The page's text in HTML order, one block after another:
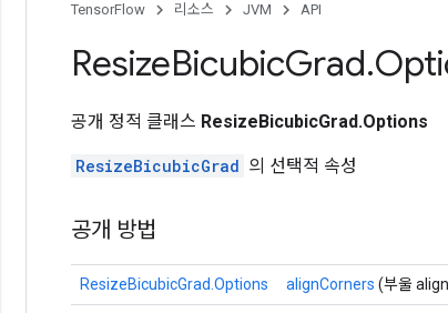
TensorFlow 리소스 JVM API
ResizeBicubicGrad.
공개 정적 클래스 ResizeBicubicGrad.Options
ResizeBicubicGrad 의 선택적 속성
공개 방법
ResizeBicubicGrad.Options alignCorners (부울